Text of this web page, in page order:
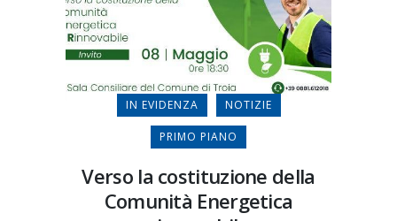
IN EVIDENZA NOTIZIE
PRIMO PIANO
Verso la costituzione della
Comunità Energetica